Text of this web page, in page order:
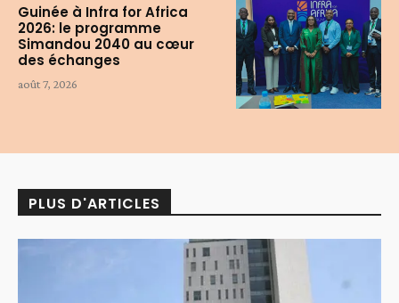
Guinée à Infra for Africa
2026: le programme
Simandou 2040 au cœur
des échanges
août 7, 2026
PLUS D'ARTICLES